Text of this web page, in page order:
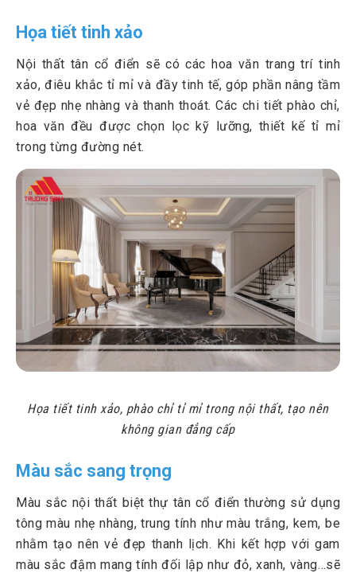
Họa tiết tinh xảo
Nội thất tân cổ điển sẽ có các hoa văn trang trí tinh
xảo, điêu khắc tỉ mỉ và đầy tinh tế, góp phần nâng tầm
vẻ đẹp nhẹ nhàng và thanh thoát. Các chi tiết phào chỉ,
hoa văn đều được chọn lọc kỹ lưỡng, thiết kế tỉ mỉ
trong từng đường nét.
Họa tiết tinh xảo, phào chỉ tỉ mỉ trong nội thất, tạo nên
không gian đẳng cấp
Màu sắc sang trọng
Màu sắc nội thất biệt thự tân cổ điển thường sử dụng
tông màu nhẹ nhàng, trung tính như màu trắng, kem, be
nhằm tạo nên vẻ đẹp thanh lịch. Khi kết hợp với gam
màu sắc đậm mang tính đối lập như đỏ, xanh, vàng…sẽ